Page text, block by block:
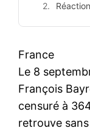
France
Le 8
François
censuré à
retrouve